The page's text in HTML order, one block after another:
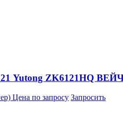
Yutong ZK6121HQ
Цена по запросу Запросить